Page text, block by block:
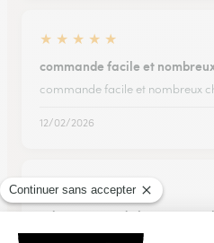
★ ★ ★ ★ ★
commande facile et
commande facile et nombreux
12/02/2026
★ ★ ★ ★ ★
Très contente du bouquet en
Très contente du bouquet en